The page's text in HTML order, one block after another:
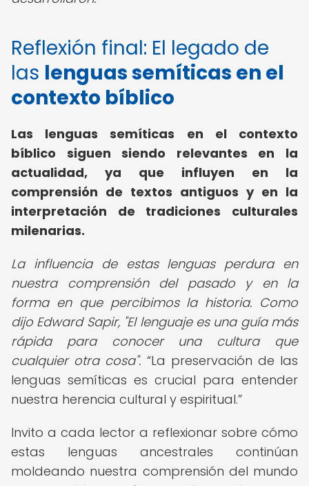
Reflexión final: El legado de
las lenguas semíticas en el
contexto bíblico
Las lenguas semíticas en el contexto
bíblico siguen siendo relevantes en la
actualidad, ya que influyen en la
comprensión de textos antiguos y en la
interpretación de tradiciones culturales
milenarias.
La influencia de estas lenguas perdura en
nuestra comprensión del pasado y en la
forma en que percibimos la historia. Como
dijo Edward Sapir, "El lenguaje es una guía más
rápida para conocer una cultura que
cualquier otra cosa". La preservación de las
lenguas semíticas es crucial para entender
nuestra herencia cultural y espiritual.
Invito a cada lector a reflexionar sobre cómo
estas lenguas ancestrales continúan
moldeando nuestra comprensión del mundo